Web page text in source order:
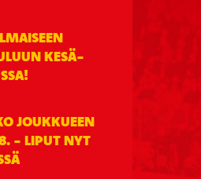
KESÄ-
JOUKKUEEN
- LIPUT NYT